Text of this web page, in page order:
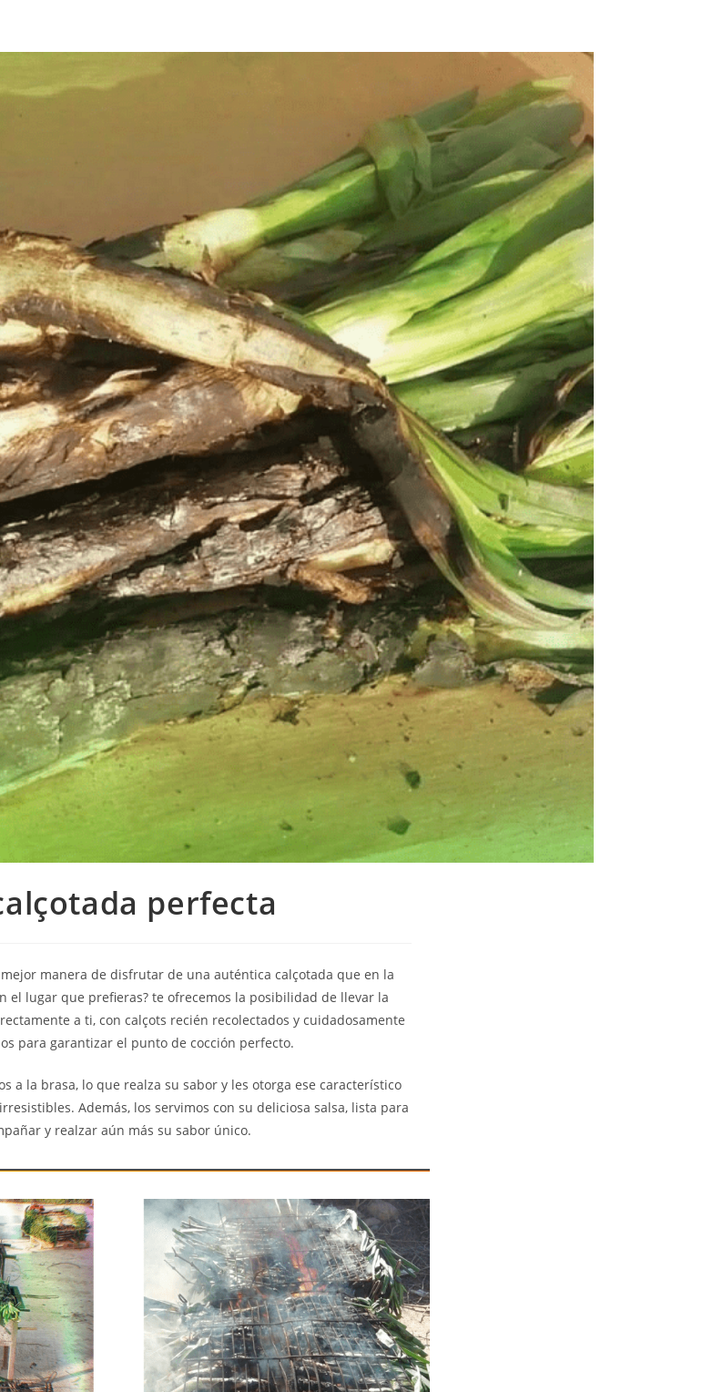
perfecta
manera de disfrutar de una auténtica calçotada que en la
el lugar que prefieras? te ofrecemos la posibilidad de llevar la
a ti, con calçots recién recolectados y cuidadosamente
para garantizar el punto de cocción perfecto.
a la brasa, lo que realza su sabor y les otorga ese característico
Además, los servimos con su deliciosa salsa, lista para
y realzar aún más su sabor único.